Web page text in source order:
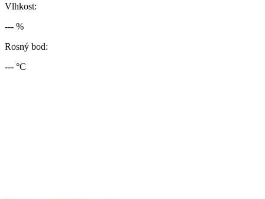
Vlhkost:
--- %
Rosný bod:
--- °C